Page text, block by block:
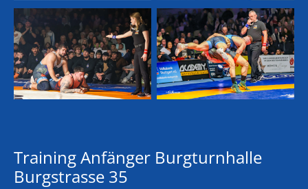
Training Anfänger Burgturnhalle
Burgstrasse 35